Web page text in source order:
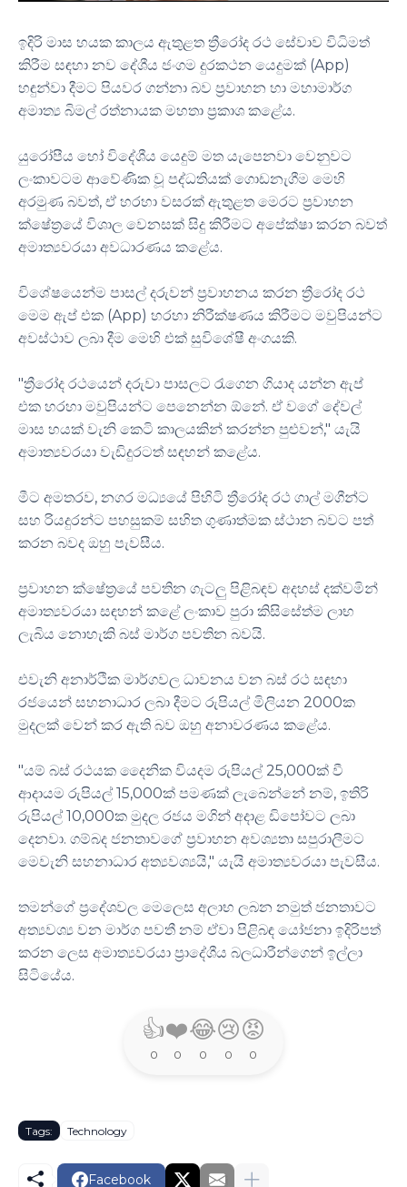
ඉදිරි මාස හයක කාලය ඇතුළත ත්‍රීරෝද රථ සේවාව විධිමත්
කිරීම සඳහා නව දේශීය ජංගම දුරකථන යෙදුමක් (App)
හඳුන්වා දීමට පියවර ගන්නා බව ප්‍රවාහන හා මහාමාර්ග
අමාත්‍ය බිමල් රත්නායක මහතා ප්‍රකාශ කළේය.
යුරෝපීය හෝ විදේශීය යෙදුම් මත යැපෙනවා වෙනුවට
ලංකාවටම ආවේණික වූ පද්ධතියක් ගොඩනැගීම මෙහි
අරමුණ බවත්, ඒ හරහා වසරක් ඇතුළත මෙරට ප්‍රවාහන
ක්ෂේත්‍රයේ විශාල වෙනසක් සිදු කිරීමට අපේක්ෂා කරන බවත්
අමාත්‍යවරයා අවධාරණය කළේය.
විශේෂයෙන්ම පාසල් දරුවන් ප්‍රවාහනය කරන ත්‍රීරෝද රථ
මෙම ඇප් එක (App) හරහා නිරීක්ෂණය කිරීමට මවුපියන්ට
අවස්ථාව ලබා දීම මෙහි එක් සුවිශේෂී අංගයකි.
"ත්‍රීරෝද රථයෙන් දරුවා පාසලට රැගෙන ගියාද යන්න ඇප්
එක හරහා මවුපියන්ට පෙනෙන්න ඕනේ. ඒ වගේ දේවල්
මාස හයක් වැනි කෙටි කාලයකින් කරන්න පුළුවන්," යැයි
අමාත්‍යවරයා වැඩිදුරටත් සඳහන් කළේය.
මීට අමතරව, නගර මධ්‍යයේ පිහිටි ත්‍රීරෝද රථ ගාල් මගීන්ට
සහ රියදුරන්ට පහසුකම් සහිත ගුණාත්මක ස්ථාන බවට පත්
කරන බවද ඔහු පැවසීය.
ප්‍රවාහන ක්ෂේත්‍රයේ පවතින ගැටලු පිළිබඳව අදහස් දක්වමින්
අමාත්‍යවරයා සඳහන් කළේ ලංකාව පුරා කිසිසේත්ම ලාභ
ලැබිය නොහැකි බස් මාර්ග පවතින බවයි.
එවැනි අනාර්ථික මාර්ගවල ධාවනය වන බස් රථ සඳහා
රජයෙන් සහනාධාර ලබා දීමට රුපියල් මිලියන 2000ක
මුදලක් වෙන් කර ඇති බව ඔහු අනාවරණය කළේය.
"යම් බස් රථයක දෛනික වියදම රුපියල් 25,000ක් වී
ආදායම රුපියල් 15,000ක් පමණක් ලැබෙන්නේ නම්, ඉතිරි
රුපියල් 10,000ක මුදල රජය මගින් අදාළ ඩිපෝවට ලබා
දෙනවා. ගම්බද ජනතාවගේ ප්‍රවාහන අවශ්‍යතා සපුරාලීමට
මෙවැනි සහනාධාර අත්‍යවශ්‍යයි," යැයි අමාත්‍යවරයා පැවසීය.
තමන්ගේ ප්‍රදේශවල මෙලෙස අලාභ ලබන නමුත් ජනතාවට
අත්‍යවශ්‍ය වන මාර්ග පවතී නම් ඒවා පිළිබඳ යෝජනා ඉදිරිපත්
කරන ලෙස අමාත්‍යවරයා ප්‍රාදේශීය බලධාරීන්ගෙන් ඉල්ලා
සිටියේය.
👍
0
❤️
0
😂
0
😢
0
😡
0
Tags: Technology
Facebook